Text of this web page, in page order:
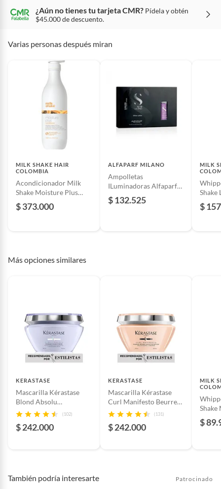
Garantía del
proveedor
3 meses
Tratamiento de pelo
Unidad de medida Mililitro
Instrucciones de uso
Distribuir en el cabello
húmedo, masajear y dejar
actuar durante 5-10 minutos, y
Cantidad contenida
en el empaque
8 X 12mL
Medida/volumen 96
Peso del producto 1 kg
¿Aún no tienes tu tarjeta CMR? Pídela y obtén
$45.000 de descuento.
Varias personas después miran
MILK SHAKE HAIR
COLOMBIA
Acondicionador Milk
Shake Moisture Plus
1000mL
$ 373.000
ALFAPARF MILANO
Ampolletas
ILuminadoras Alfaparf
Semi Di Lino 12X13ml
Sublime
$ 132.525
MILK
Shake
200mL
$
Más opciones similares
KERASTASE
Mascarilla Kérastase
Blond Absolu
Cicaextreme cuidado
(102)
$ 242.000
KERASTASE
Mascarilla Kérastase
Curl Manifesto Beurre
nutrición cabello crespo
(131)
$ 242.000
MILK
Shake
100ml
$
También podría interesarte Patrocinado